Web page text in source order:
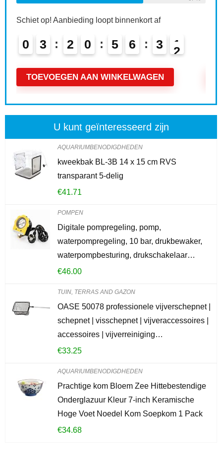
Schiet op! Aanbieding loopt binnenkort af
0 4 2 0 5 6 3
TOEVOEGEN AAN WINKELWAGEN
U kunt geïnteresseerd zijn
AQUARIUMBENODIGDHEDEN
kweekbak BL-3B 14 x 15 cm RVS
transparant 5-delig
€41.71
POMPEN
Digitale pompregeling, pomp,
waterpompregeling, 10 bar, drukbewaker,
waterpompbesturing, drukschakelaar…
€46.00
TUIN, TERRAS AND GAZON
OASE 50078 professionele vijverschepnet |
schepnet | visschepnet | vijveraccessoires |
accessoires | vijverreiniging…
€33.25
AQUARIUMBENODIGDHEDEN
Prachtige kom Bloem Zee Hittebestendige
Onderglazuur Kleur 7-inch Keramische
Hoge Voet Noedel Kom Soepkom 1 Pack
€34.68